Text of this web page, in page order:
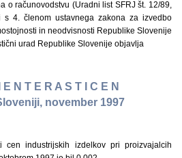
o računovodstvu (Uradni list SFRJ št. 12/89,
4. členom ustavnega zakona za izvedbo
in neodvisnosti Republike Slovenije
urad Republike Slovenije objavlja
E N T E R A S T I C E N
november 1997
cen industrijskih izdelkov pri proizvajalcih